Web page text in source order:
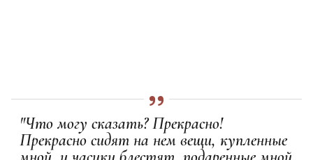
"Что могу сказать? Прекрасно!
Прекрасно сидят на нем вещи, купленные